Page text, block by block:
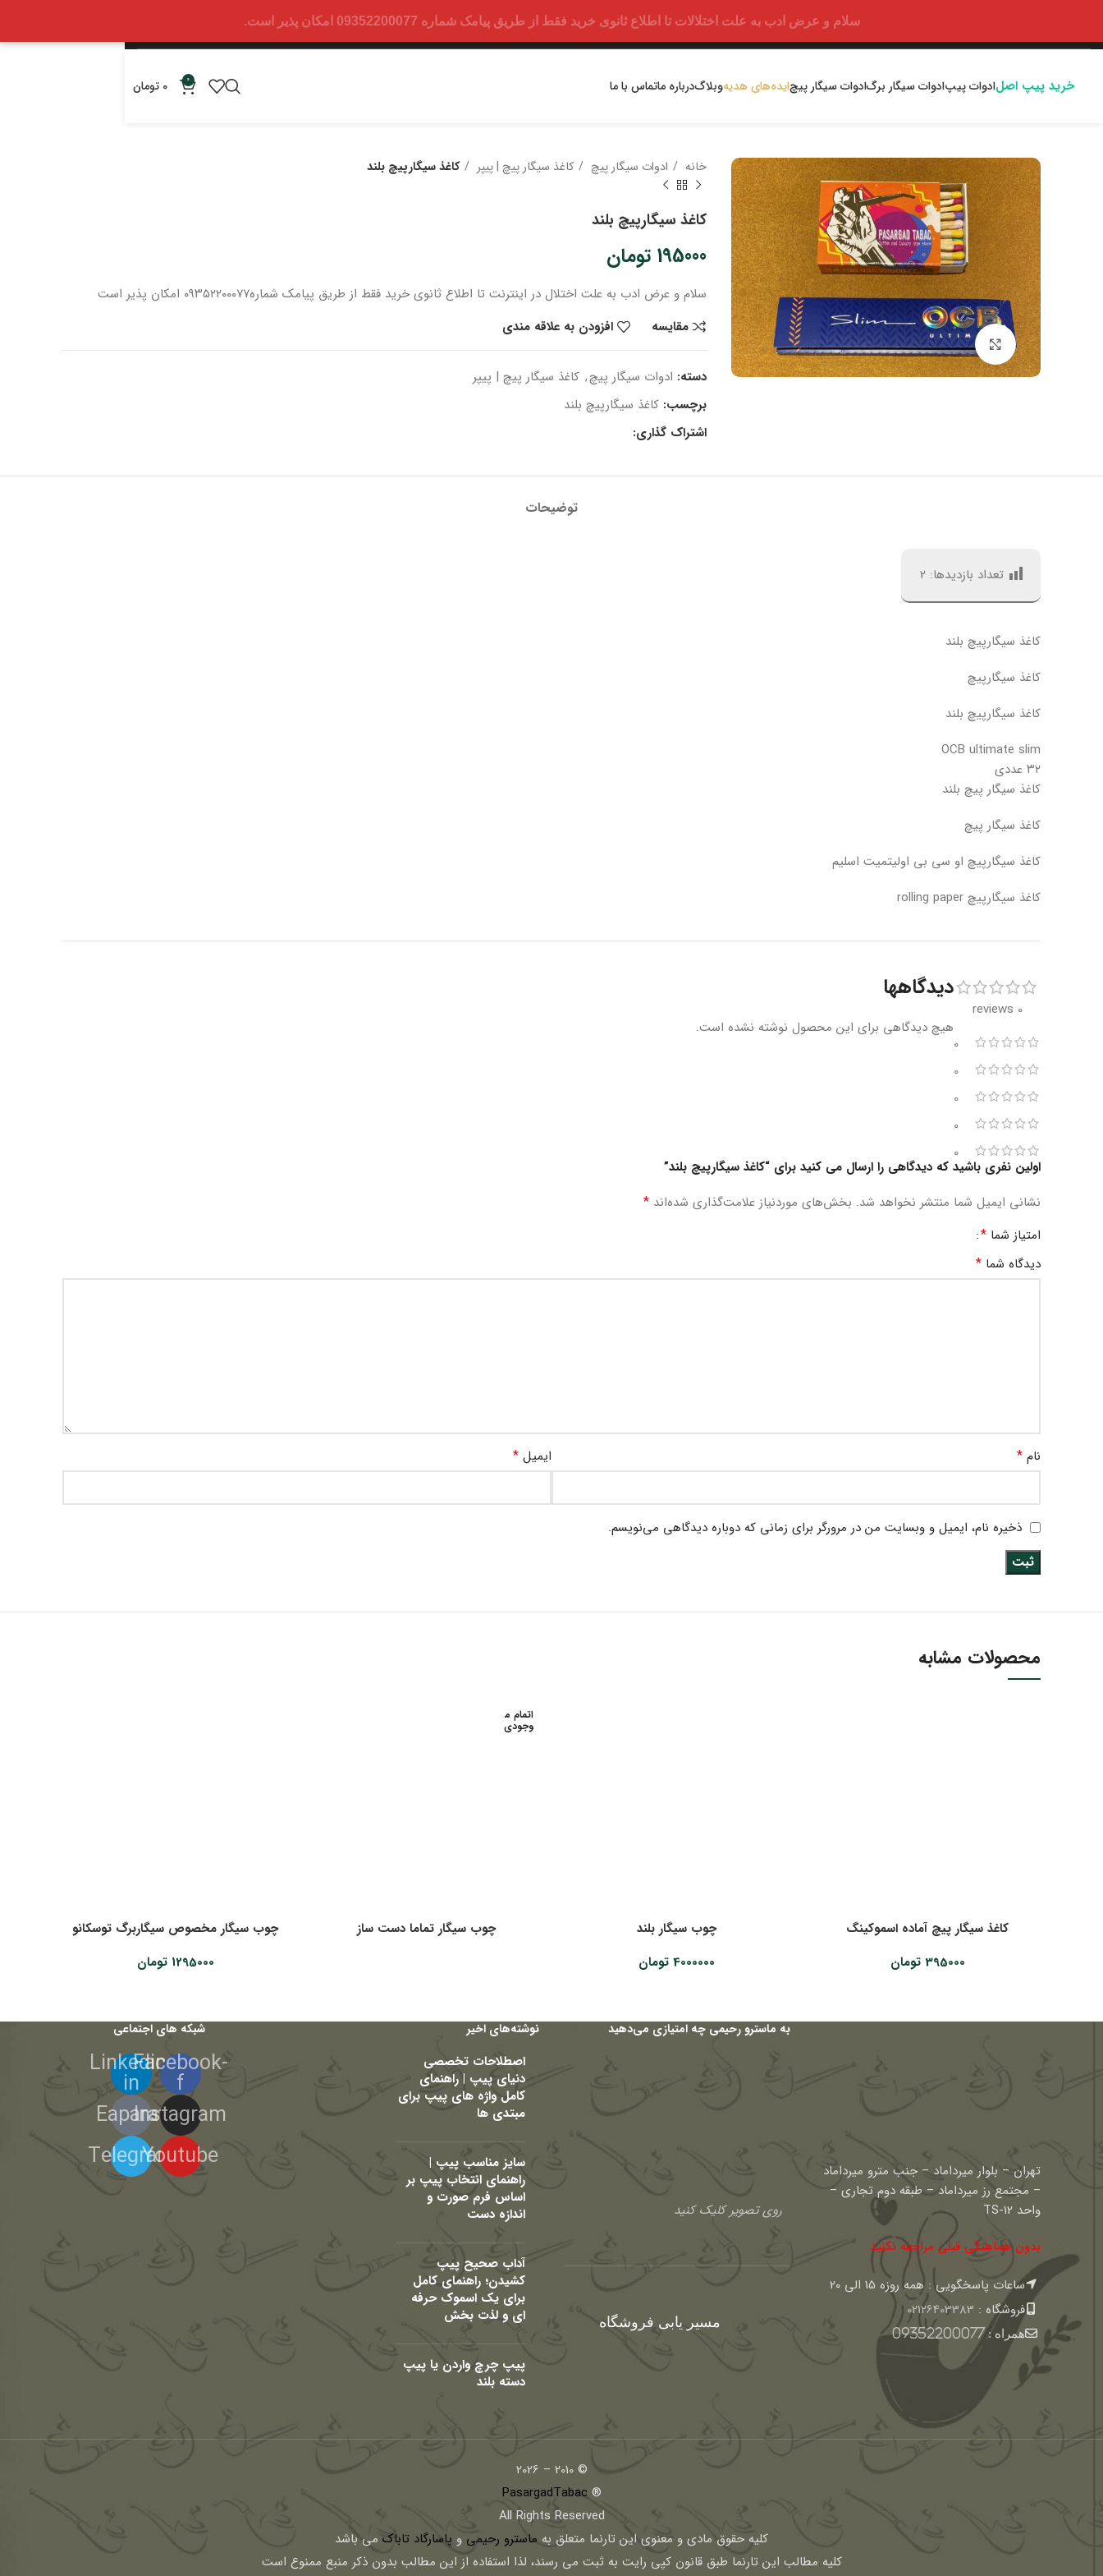
سلام و عرض ادب به علت اختلالات تا اطلاع ثانوی خرید فقط از طریق پیامک شماره 09352200077 امکان پذیر است.
خرید پیپ اصلادوات پیپادوات سیگار برگادوات سیگار پیچایده‌های هدیهوبلاگدرباره ماتماس با ما 0
0 تومان
بزرگنمایی تصویر
خانه ادوات سیگار پیچ کاغذ سیگار پیچ | پیپر کاغذ سیگارپیچ بلند
کاغذ سیگارپیچ بلند
195000 تومان
سلام و عرض ادب به علت اختلال در اینترنتتا اطلاع ثانویخریدفقط از طریق پیامک شماره۰۹۳۵۲۲۰۰۰۷۷ امکان پذیر است
مقایسه
افزودن به علاقه مندی
دسته: ادوات سیگار پیچ, کاغذ سیگار پیچ | پیپر
برچسب: کاغذ سیگارپیچ بلند
اشتراک گذاری:
توضیحات
تعداد بازدیدها: 2
کاغذ سیگارپیچ بلند
کاغذ سیگارپیچ
کاغذ سیگارپیچ بلند
OCB ultimate slim
۳۲ عددی
کاغذ سیگار پیچ بلند
کاغذ سیگار پیچ
کاغذ سیگارپیچ او سی بی اولیتمیت اسلیم
کاغذ سیگارپیچ rolling paper
0 reviews
0
0
0
0
0
دیدگاهها
هیچ دیدگاهی برای این محصول نوشته نشده است.
اولین نفری باشید که دیدگاهی را ارسال می کنید برای “کاغذ سیگارپیچ بلند”
نشانی ایمیل شما منتشر نخواهد شد. بخش‌های موردنیاز علامت‌گذاری شده‌اند *
امتیاز شما *
دیدگاه شما *
نام * ایمیل *
ذخیره نام، ایمیل و وبسایت من در مرورگر برای زمانی که دوباره دیدگاهی می‌نویسم.
محصولات مشابه
کاغذ سیگار پیچ آماده اسموکینگ
395000 تومان
چوب سیگار بلند
4000000 تومان
اتمام م
وجودی
چوب سیگار تماما دست ساز
چوب سیگار مخصوص سیگاربرگ توسکانو
1295000 تومان
تهران – بلوار میرداماد – جنب مترو میرداماد
– مجتمع رز میرداماد – طبقه دوم تجاری –
واحد TS-12
بدون هماهنگی قبلی مراجعه نکنید
ساعات پاسخگویی : همه روزه 15 الی 20
فروشگاه : 02126403383
همراه :09352200077
به ماسترو رحیمی چه امتیازی می‌دهید
روی تصویر کلیک کنید
مسیر یابی فروشگاه
نوشته‌های اخیر
اصطلاحات تخصصی
دنیای پیپ | راهنمای
کامل واژه های پیپ برای
مبتدی ها
سایز مناسب پیپ |
راهنمای انتخاب پیپ بر
اساس فرم صورت و
اندازه دست
آداب صحیح پیپ
کشیدن؛ راهنمای کامل
برای یک اسموک حرفه
ای و لذت بخش
پیپ چرچ واردن یا پیپ
دسته بلند
شبکه های اجتماعی
Facebook-
f
Linkedin-
in
Instagram
Eaparat
Youtube
Telegram
© 2010 – 2026
®
PasargadTabac
All Rights Reserved
كليه حقوق مادی و معنوی اين تارنما متعلق به ماسترو رحیمی و پاسارگاد تاباک می باشد
کلیه مطالب این تارنما طبق قانون کپی رایت به ثبت می رسند، لذا استفاده از این مطالب بدون ذکر منبع ممنوع است